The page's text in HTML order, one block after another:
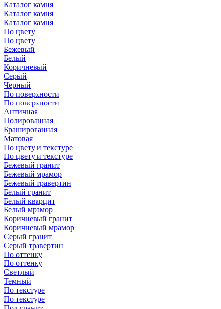
Каталог камня
Каталог камня
Каталог камня
По цвету
По цвету
Бежевый
Белый
Коричневый
Серый
Черный
По поверхности
По поверхности
Античная
Полированная
Брашированная
Матовая
По цвету и текстуре
По цвету и текстуре
Бежевый гранит
Бежевый мрамор
Бежевый травертин
Белый гранит
Белый кварцит
Белый мрамор
Коричневый гранит
Коричневый мрамор
Серый гранит
Серый травертин
По оттенку
По оттенку
Светлый
Темный
По текстуре
По текстуре